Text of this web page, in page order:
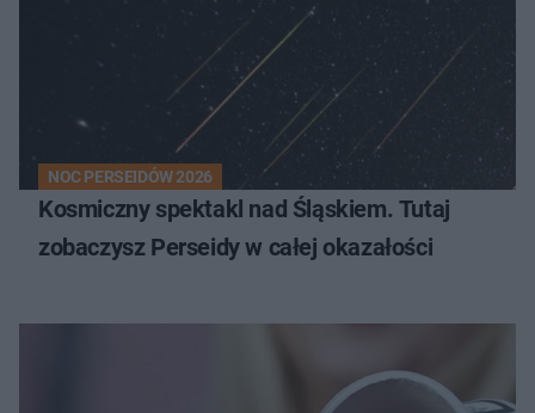
NOC PERSEIDÓW 2026
Kosmiczny spektakl nad Śląskiem. Tutaj
zobaczysz Perseidy w całej okazałości